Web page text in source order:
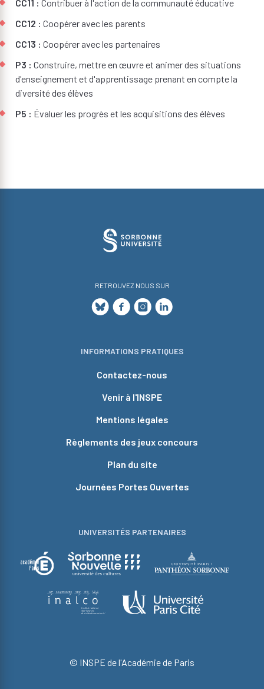
CC11 : Contribuer à l'action de la communauté éducative
CC12 : Coopérer avec les parents
CC13 : Coopérer avec les partenaires
P3 : Construire, mettre en œuvre et animer des situations
d'enseignement et d'apprentissage prenant en compte la
diversité des élèves
P5 : Évaluer les progrès et les acquisitions des élèves
RETROUVEZ NOUS SUR
INFORMATIONS PRATIQUES
Contactez-nous
Venir à l'INSPE
Mentions légales
Règlements des jeux concours
Plan du site
Journées Portes Ouvertes
UNIVERSITÉS PARTENAIRES
© INSPE de l'Académie de Paris